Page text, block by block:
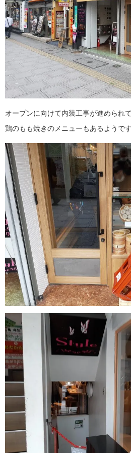
オープンに向けて内装工事が進められ
鶏のもも焼きのメニューもあるようです